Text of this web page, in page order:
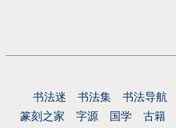
书法迷
书法集 书法导航
篆刻之家
字源 国学 古籍